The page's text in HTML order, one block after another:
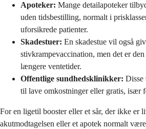
Apoteker: Mange detailapoteker
uden tidsbestilling, normalt i
uforsikrede patienter.
Skadestuer: En skadestue vil også
stivkrampevaccination, men det er
længere ventetider.
Offentlige sundhedsklinikker: Disse
til lave omkostninger eller gratis, især
For en ligetil booster eller et sår, der ikke er
akutmodtagelsen eller et apotek normalt